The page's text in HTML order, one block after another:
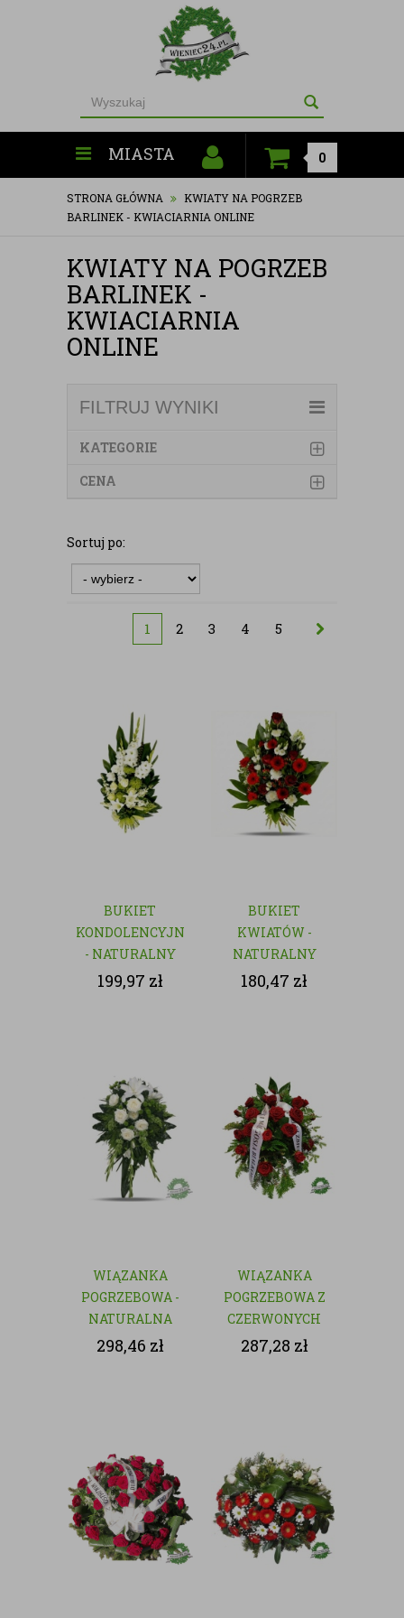
MIASTA 0
STRONA GŁÓWNA
KWIATY NA POGRZEB
BARLINEK - KWIACIARNIA ONLINE
KWIATY NA POGRZEB
BARLINEK -
KWIACIARNIA
ONLINE
FILTRUJ WYNIKI
KATEGORIE
CENA
Sortuj po:
1 2 3 4 5
BUKIET
KONDOLENCYJNY
- NATURALNY
199,97 zł
BUKIET
KWIATÓW -
NATURALNY
180,47 zł
WIĄZANKA
POGRZEBOWA -
NATURALNA
298,46 zł
WIĄZANKA
POGRZEBOWA Z
CZERWONYCH
KWIATÓW
287,28 zł